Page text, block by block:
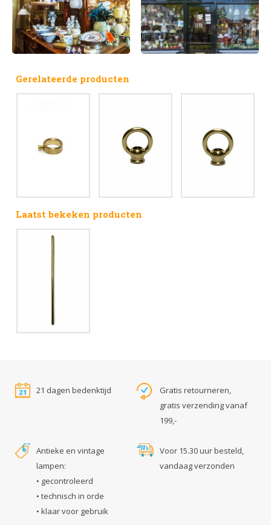
Gerelateerde producten
Laatst bekeken producten
21 dagen bedenktijd
Gratis retourneren,
gratis verzending vanaf
199,-
Antieke en vintage
lampen:
• gecontroleerd
• technisch in orde
• klaar voor gebruik
Voor 15.30 uur besteld,
vandaag verzonden